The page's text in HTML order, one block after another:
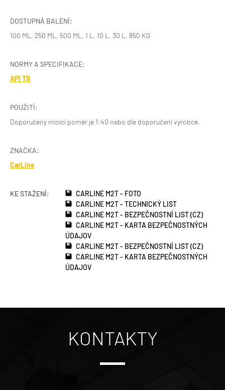
DOSTUPNÁ BALENÍ:
100 ML, 250 ML, 500 ML, 1 L, 10 L, 30 L, 850 KG
NORMY A SPECIFIKACE:
API TB
POUŽITÍ:
Doporučený mísící poměr je 1:40 nebo dle doporučení výrobce.
ZNAČKA:
CarLine
KE STAŽENÍ:
CARLINE M2T - FOTO
CARLINE M2T - TECHNICKÝ LIST
CARLINE M2T - BEZPEČNOSTNÍ LIST (CZ)
CARLINE M2T - KARTA BEZPEČNOSTNÝCH
ÚDAJOV
CARLINE M2T - BEZPEČNOSTNÍ LIST (CZ)
CARLINE M2T - KARTA BEZPEČNOSTNÝCH
ÚDAJOV
KONTAKTY